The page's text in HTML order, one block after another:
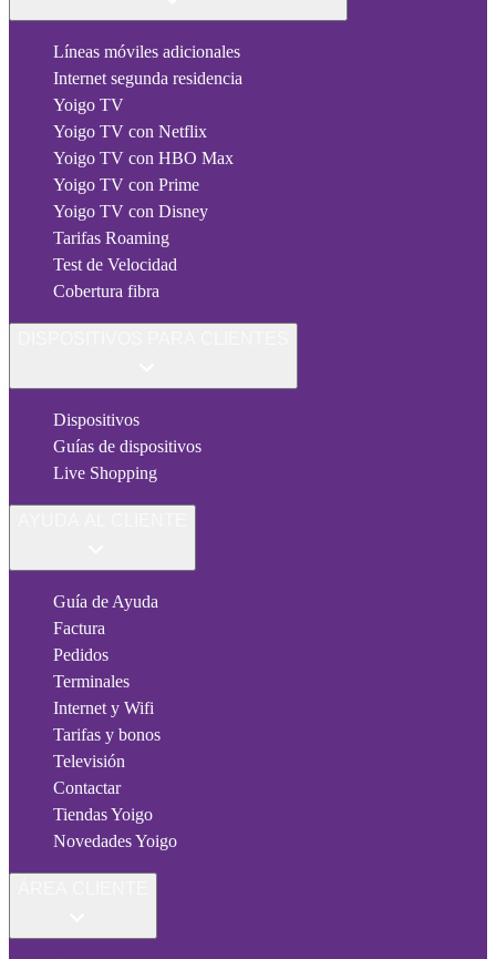
Líneas móviles adicionales
Internet segunda residencia
Yoigo TV
Yoigo TV con Netflix
Yoigo TV con HBO Max
Yoigo TV con Prime
Yoigo TV con Disney
Tarifas Roaming
Test de Velocidad
Cobertura fibra
Dispositivos
Guías de dispositivos
Live Shopping
Guía de Ayuda
Factura
Pedidos
Terminales
Internet y Wifi
Tarifas y bonos
Televisión
Contactar
Tiendas Yoigo
Novedades Yoigo